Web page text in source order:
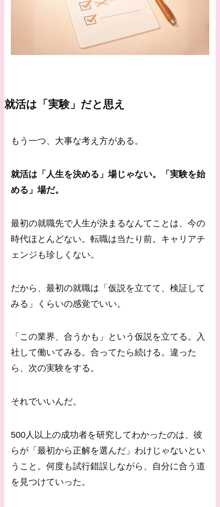
就活は「実験」だと思え
もう一つ、大事な考え方がある。
就活は「人生を決める」場じゃない。「実験を始
める」場だ。
最初の就職先で人生が決まるなんてことは、今の
時代ほとんどない。転職は当たり前。キャリアチ
ェンジも珍しくない。
だから、最初の就職は「仮説を立てて、検証して
みる」くらいの感覚でいい。
「この業界、合うかも」という仮説を立てる。入
社して働いてみる。合ってたら続ける。違った
ら、次の実験をする。
それでいいんだ。
500人以上の成功者を研究してわかったのは、彼
らが「最初から正解を選んだ」わけじゃないとい
うこと。何度も試行錯誤しながら、自分に合う道
を見つけていった。